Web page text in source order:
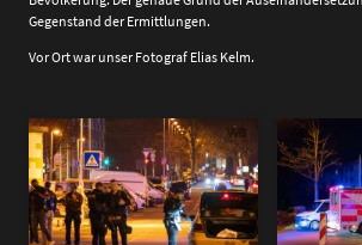
Gegenstand der Ermittlungen.
Vor Ort war unser Fotograf Elias Kelm.